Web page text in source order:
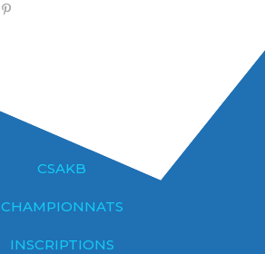
CSAKB
CHAMPIONNATS
INSCRIPTIONS